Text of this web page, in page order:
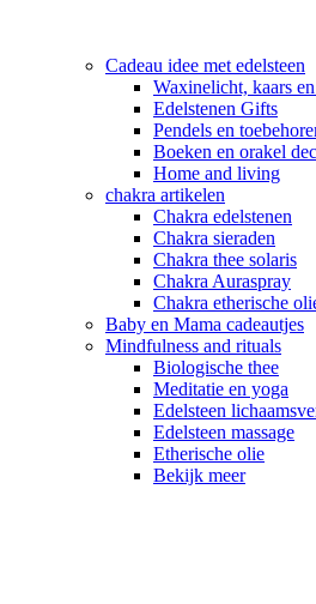
Cadeau idee met edelsteen
Waxinelicht, kaars
Edelstenen Gifts
Pendels en
Boeken en orakel
Home and living
chakra artikelen
Chakra edelstenen
Chakra sieraden
Chakra thee solaris
Chakra Auraspray
Chakra etherische
Baby en Mama cadeautjes
Mindfulness and rituals
Biologische thee
Meditatie en yoga
Edelsteen
Edelsteen massage
Etherische olie
Bekijk meer